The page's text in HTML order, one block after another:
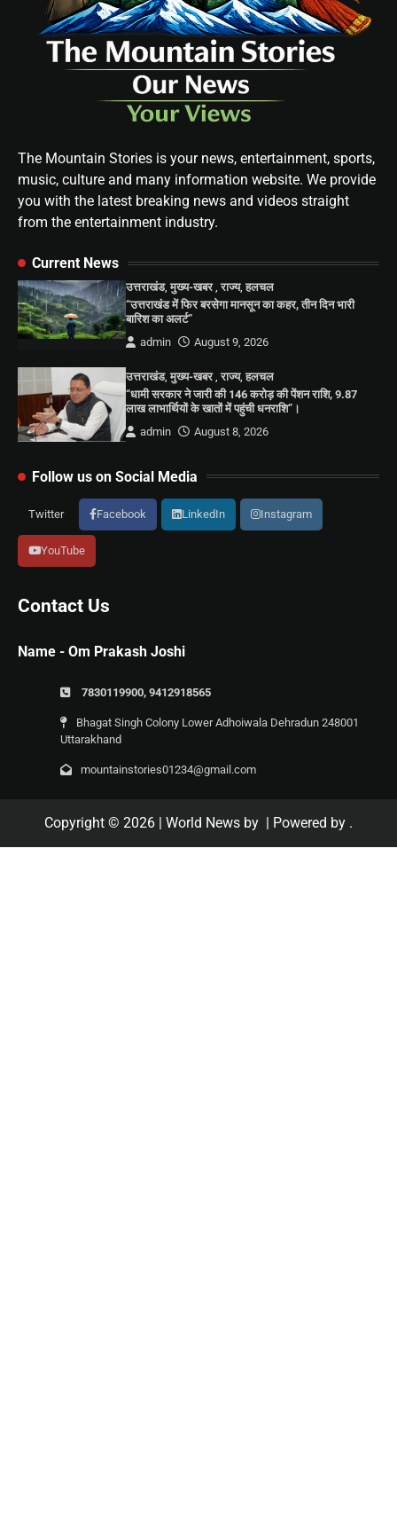
The Mountain Stories is your news, entertainment, sports,
music, culture and many information website. We provide
you with the latest breaking news and videos straight
from the entertainment industry.
Current News
उत्तराखंड,मुख्य-खबर,राज्य,हलचल
“उत्तराखंड में फिर बरसेगा मानसून का कहर, तीन दिन भारी
बारिश का अलर्ट”
admin
August 9, 2026
उत्तराखंड,मुख्य-खबर,राज्य,हलचल
“धामी सरकार ने जारी की 146 करोड़ की पेंशन राशि, 9.87
लाख लाभार्थियों के खातों में पहुंची धनराशि”।
admin
August 8, 2026
Follow us on Social Media
Twitter Facebook LinkedIn Instagram
YouTube
Contact Us
Name - Om Prakash Joshi
7830119900, 9412918565
Bhagat Singh Colony Lower Adhoiwala Dehradun 248001
Uttarakhand
mountainstories01234@gmail.com
Copyright © 2026 | World News by | Powered by .